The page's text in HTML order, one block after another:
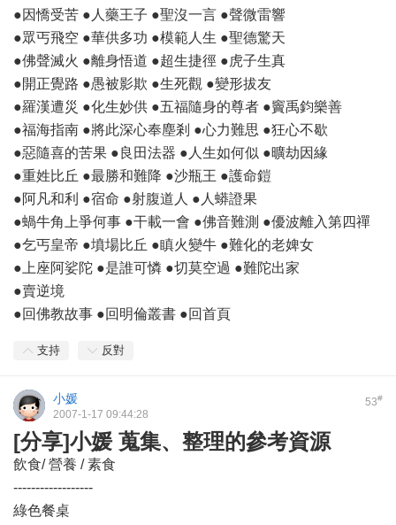
●因憍受苦 ●人藥王子 ●聖沒一言 ●聲微雷響
●眾丐飛空 ●華供多功 ●模範人生 ●聖德驚天
●佛聲滅火 ●離身悟道 ●超生捷徑 ●虎子生真
●開正覺路 ●愚被影欺 ●生死觀 ●變形拔友
●羅漢遭災 ●化生妙供 ●五福隨身的尊者 ●竇禹鈞樂善
●福海指南 ●將此深心奉塵剎 ●心力難思 ●狂心不歇
●惡隨喜的苦果 ●良田法器 ●人生如何似 ●曠劫因緣
●重姓比丘 ●最勝和難降 ●沙瓶王 ●護命鎧
●阿凡和利 ●宿命 ●射腹道人 ●人蟒證果
●蝸牛角上爭何事 ●干載一會 ●佛音難測 ●優波離入第四禪
●乞丐皇帝 ●墳場比丘 ●瞋火變牛 ●難化的老婢女
●上座阿娑陀 ●是誰可憐 ●切莫空過 ●難陀出家
●賣逆境
●回佛教故事 ●回明倫叢書 ●回首頁
支持 反對
53#
小媛
2007-1-17 09:44:28
[分享]小媛 蒐集、整理的參考資源
飲食/ 營養 / 素食
------------------
綠色餐桌